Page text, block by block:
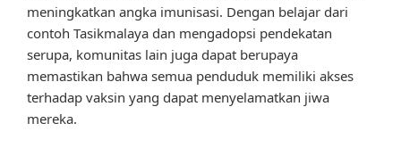
meningkatkan angka imunisasi. Dengan belajar dari
contoh Tasikmalaya dan mengadopsi pendekatan
serupa, komunitas lain juga dapat berupaya
memastikan bahwa semua penduduk memiliki akses
terhadap vaksin yang dapat menyelamatkan jiwa
mereka.